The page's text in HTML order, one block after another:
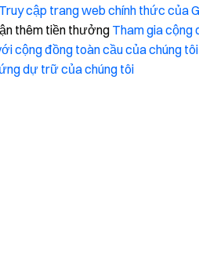
Truy cập trang web chính thức của
thêm tiền thưởng Tham gia cộng
cộng đồng toàn cầu của chúng tôi
dự trữ của chúng tôi